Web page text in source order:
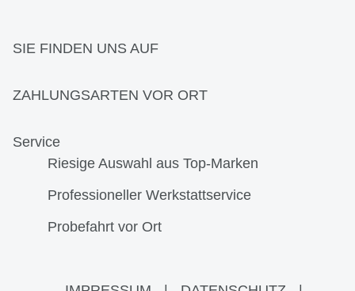
SIE FINDEN UNS AUF
ZAHLUNGSARTEN VOR ORT
Service
Riesige Auswahl aus Top-Marken
Professioneller Werkstattservice
Probefahrt vor Ort